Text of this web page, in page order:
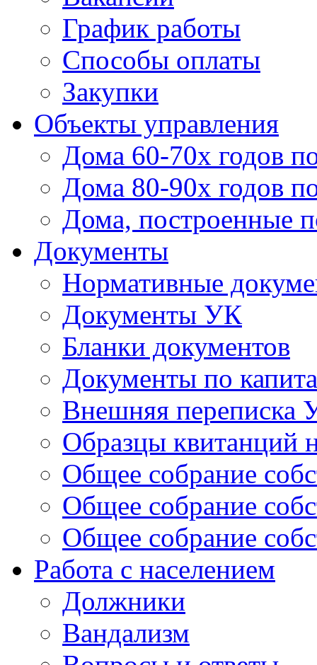
График работы
Способы оплаты
Закупки
Объекты управления
Дома 60-70х годов
Дома 80-90х годов
Дома, построенные
Документы
Нормативные
Документы УК
Бланки документов
Документы по
Внешняя переписка
Образцы квитанций
Общее собрание
Общее собрание
Общее собрание
Работа с населением
Должники
Вандализм